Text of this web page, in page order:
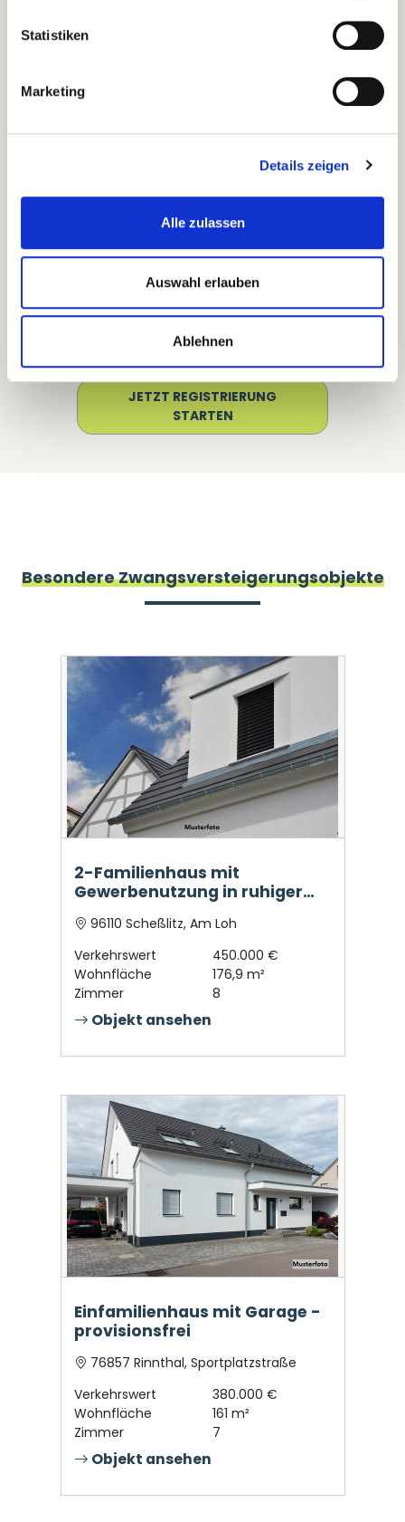
Statistiken
Marketing
Details zeigen
Alle zulassen
Auswahl erlauben
Ablehnen
UNSER PREMIUM SERVICE
Hallo! Sie besuchen uns außerhalb der
Servicezeiten.
Kein Problem – registrieren Sie sich
JETZT REGISTRIERUNG
STARTEN
BesondereZwangsversteigerungsobjekte
2-Familienhaus mit
Gewerbenutzung in ruhiger
96110 Scheßlitz, Am Loh
Verkehrswert
450.000 €
Wohnfläche
176,9 m²
Zimmer
8
Objekt ansehen
Einfamilienhaus mit Garage -
provisionsfrei
76857 Rinnthal, Sportplatzstraße
Verkehrswert
380.000 €
Wohnfläche
161 m²
Zimmer
7
Objekt ansehen